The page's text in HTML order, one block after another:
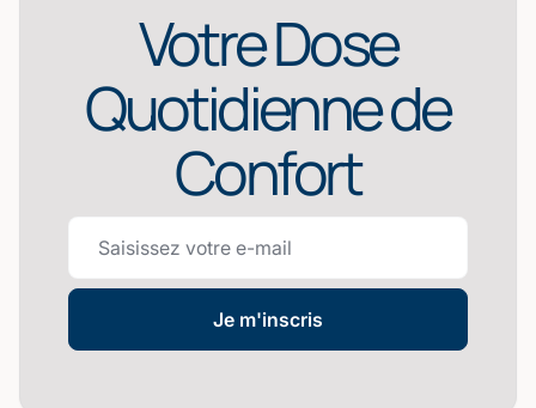
Votre Dose
Quotidienne de
Confort
Je m'inscris